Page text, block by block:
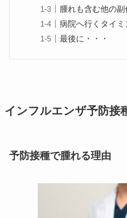
腫れも含む他の副
病院へ行くタイミ
最後に・・・
インフルエンザ予防接
予防接種で腫れる理由